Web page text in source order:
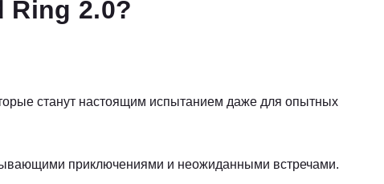
Ring 2.0?
станут настоящим испытанием даже для опытных
приключениями и неожиданными встречами.